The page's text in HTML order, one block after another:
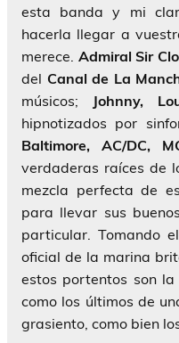
esta banda y mi
hacerla llegar a
merece. Admiral Sir
del Canal de La
músicos; Johnny,
hipnotizados por
Baltimore, AC/DC,
verdaderas raíces de
mezcla perfecta de
para llevar sus
particular. Tomando
oficial de la marina
estos portentos son la
como los últimos de
grasiento, como bien